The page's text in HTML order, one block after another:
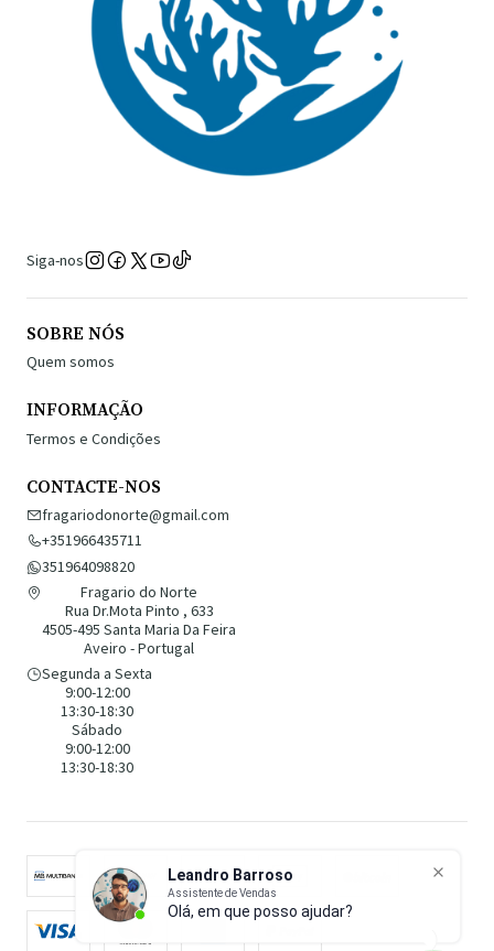
Leandro Barroso
Assistente de Vendas
Olá, em que posso ajudar?
Siga-nos
SOBRE NÓS
Quem somos
INFORMAÇÃO
Termos e Condições
CONTACTE-NOS
fragariodonorte@gmail.com
+351966435711
351964098820
Fragario do Norte
Rua Dr.Mota Pinto , 633
4505-495 Santa Maria Da Feira
Aveiro - Portugal
Segunda a Sexta
9:00-12:00
13:30-18:30
Sábado
9:00-12:00
13:30-18:30